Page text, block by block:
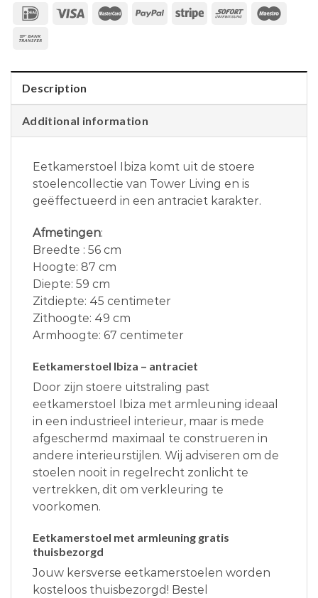
Description
Additional information
Eetkamerstoel Ibiza komt uit de stoere
stoelencollectie van Tower Living en is
geëffectueerd in een antraciet karakter.
Afmetingen:
Breedte : 56 cm
Hoogte: 87 cm
Diepte: 59 cm
Zitdiepte: 45 centimeter
Zithoogte: 49 cm
Armhoogte: 67 centimeter
Eetkamerstoel Ibiza – antraciet
Door zijn stoere uitstraling past
eetkamerstoel Ibiza met armleuning ideaal
in een industrieel interieur, maar is mede
afgeschermd maximaal te construeren in
andere interieurstijlen. Wij adviseren om de
stoelen nooit in regelrecht zonlicht te
vertrekken, dit om verkleuring te
voorkomen.
Eetkamerstoel met armleuning gratis
thuisbezorgd
Jouw kersverse eetkamerstoelen worden
kosteloos thuisbezorgd! Bestel